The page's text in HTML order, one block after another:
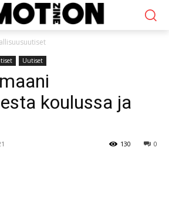
Uutiset
koulussa ja
0
130